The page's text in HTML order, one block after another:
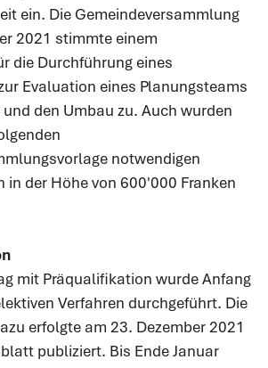
ein. Die Gemeindeversammlung
2021 stimmte einem
die Durchführung eines
Evaluation eines Planungsteams
den Umbau zu. Auch wurden
notwendigen
in der Höhe von 600'000 Franken
mit Präqualifikation wurde Anfang
Verfahren durchgeführt. Die
erfolgte am 23. Dezember 2021
publiziert. Bis Ende Januar